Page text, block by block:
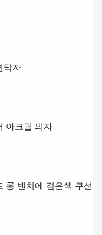
탁자
아크릴 의자
롱 벤치에 검은색 쿠션